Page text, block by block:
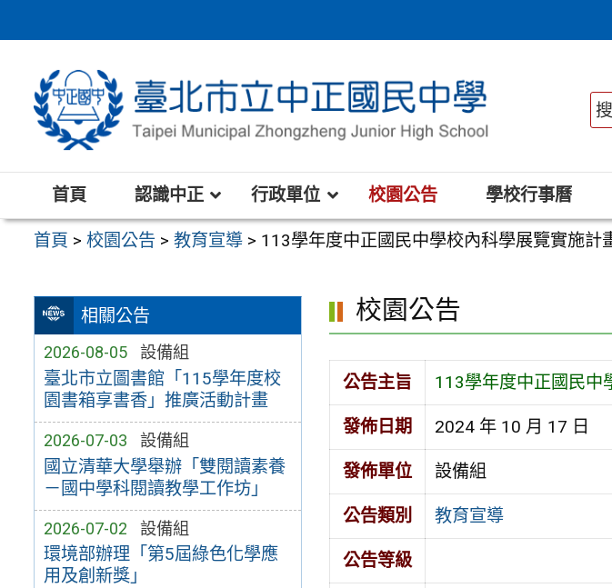
至
區
首頁 認識中正 行政單位 校園公告 學校行事曆
首頁 >校園公告 >教育宣導 > 113學年度中正國民中學校內科學展覽實施計
相關公告
2026-08-05 設備組
臺北市立圖書館「115學年度校
園書箱享書香」推廣活動計畫
2026-07-03 設備組
國立清華大學舉辦「雙閱讀素養
－國中學科閱讀教學工作坊」
2026-07-02 設備組
環境部辦理「第5屆綠色化學應
用及創新獎」
校園公告
公告主旨 113學年度中正國民中
發佈日期 2024 年 10 月 17 日
發佈單位 設備組
公告類別 教育宣導
公告等級